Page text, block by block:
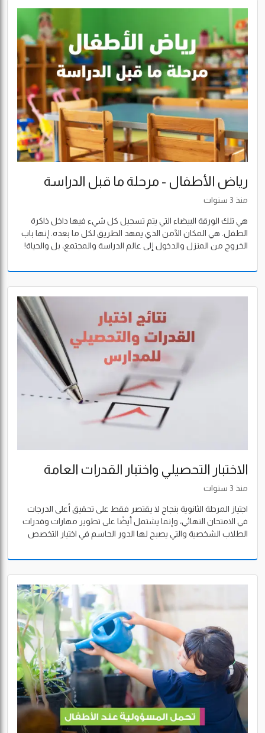
رياض الأطفال - مرحلة ما قبل الدراسة
منذ 3 سنوات
هي تلك الورقة البيضاء التي يتم تسجيل كل شيء فيها داخل ذاكرة
الطفل. هي المكان الآمن الذي يمهد الطريق لكل ما بعده. إنها باب
الخروج من المنزل والدخول إلى عالم الدراسة والمجتمع، بل والحياة!
الاختبار التحصيلي واختبار القدرات العامة
منذ 3 سنوات
اجتياز المرحلة الثانوية بنجاح لا يقتصر فقط على تحقيق أعلى الدرجات
في الامتحان النهائي، وإنما يشتمل أيضًا على تطوير مهارات وقدرات
الطلاب الشخصية والتي يصبح لها الدور الحاسم في اختيار التخصص